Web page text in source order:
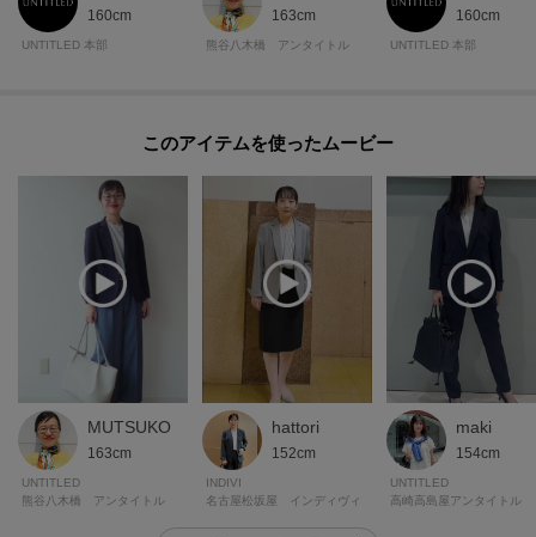
160cm
UNTITLED 本部
163cm
熊谷八木橋 アンタイトル
160cm
UNTITLED 本部
このアイテムを使ったムービー
MUTSUKO
163cm
UNTITLED
熊谷八木橋 アンタイトル
hattori
152cm
INDIVI
名古屋松坂屋 インディヴィ
maki
154cm
UNTITLED
高崎高島屋アンタイトル